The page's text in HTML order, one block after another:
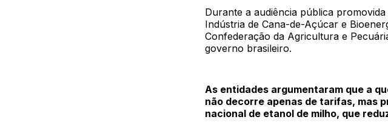
Durante a audiência pública
Indústria de Cana-de-Açúcar e
Confederação da Agricultura e
governo brasileiro.
As entidades argumentaram que a
não decorre apenas de tarifas, mas
nacional de etanol de milho, que